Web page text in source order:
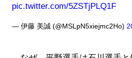
pic.twitter.com/5ZSTjPLQ1F
— 伊藤 美誠 (@MSLpN5xiejmc2Ho)